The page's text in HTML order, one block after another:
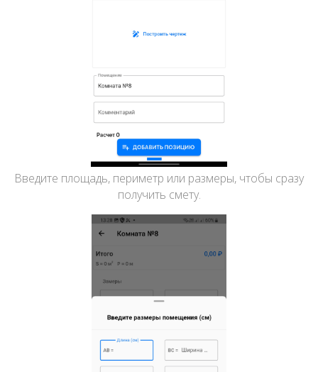
Введите площадь, периметр или размеры, чтобы сразу
получить смету.